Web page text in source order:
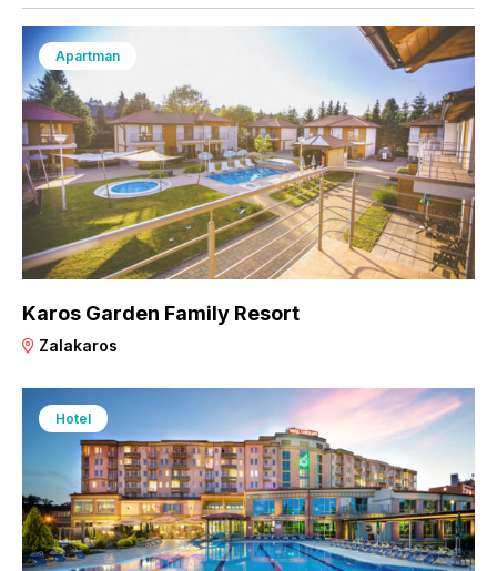
Apartman
Karos Garden Family Resort
Zalakaros
Hotel